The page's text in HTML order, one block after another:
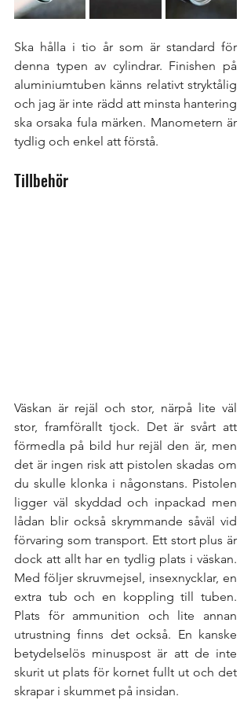
Ska hålla i tio år som är standard för
denna typen av cylindrar. Finishen på
aluminiumtuben känns relativt stryktålig
och jag är inte rädd att minsta hantering
ska orsaka fula märken. Manometern är
tydlig och enkel att förstå.
Tillbehör
Väskan är rejäl och stor, närpå lite väl
stor, framförallt tjock. Det är svårt att
förmedla på bild hur rejäl den är, men
det är ingen risk att pistolen skadas om
du skulle klonka i någonstans. Pistolen
ligger väl skyddad och inpackad men
lådan blir också skrymmande såväl vid
förvaring som transport. Ett stort plus är
dock att allt har en tydlig plats i väskan.
Med följer skruvmejsel, insexnycklar, en
extra tub och en koppling till tuben.
Plats för ammunition och lite annan
utrustning finns det också. En kanske
betydelselös minuspost är att de inte
skurit ut plats för kornet fullt ut och det
skrapar i skummet på insidan.